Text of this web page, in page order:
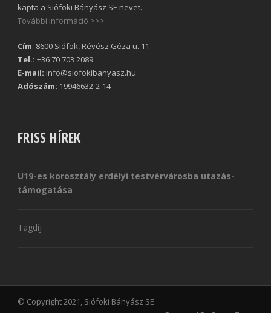
kapta a Siófoki Bányász SE nevet.
További információ >>>
Cím: 8600 Siófok, Révész Géza u. 11
Tel.: +36 70 703 2089
E-mail: info@siofokibanyasz.hu
Adószám: 19946632-2-14
FRISS HÍREK
U19-es korosztály erdélyi testvérvárosba utazás-
támogatása
Tagdíj
© Copyright 2021, Siófoki Bányász SE